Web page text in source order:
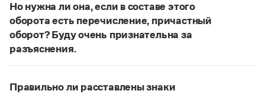
Словарь-справочник непростые слова
Все справочники портала
Журнал
Новости и события
Но нужна ли она, если в составе этого
оборота есть перечисление, причастный
оборот? Буду очень признательна за
разъяснения.
В § 94«Правил русской орфографии и пунктуации»
слова и сочетания слов, стоящие на границе
Правильно ли расставлены знаки